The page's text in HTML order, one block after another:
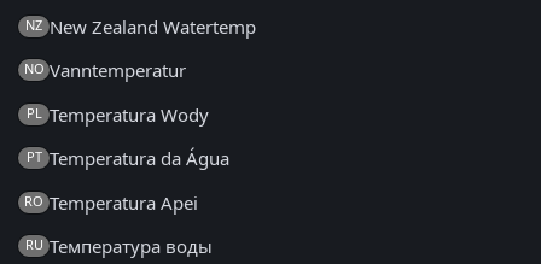
NZ New Zealand Watertemp
NO Vanntemperatur
PL Temperatura Wody
PT Temperatura da Água
RO Temperatura Apei
RU Температура воды